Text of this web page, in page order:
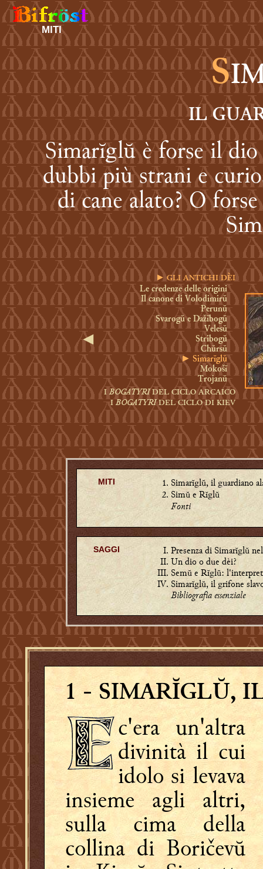
MITI
S
IL
Simarĭglŭ è forse il
dubbi più strani e
di cane alato? O
◄
► GLI ANTICHI DÈI
Le credenze delle origini
Il canone di Volodimirŭ
Perunŭ
Svarogŭ e Dažĭbogŭ
Velesŭ
Stribogŭ
Chŭrsŭ
► Simarĭglŭ
Mokošĭ
Trojanŭ
I BOGATYRIDEL CICLO ARCAICO
IBOGATYRIDEL CICLO DI KIEV
MITI
Simarĭglŭ, il guardiano
Simŭ e Rĭglŭ
Fonti
SAGGI
Presenza di Simarĭglŭ
Un dio o due dèi?
Semŭ e Rĭglŭ:
Simarĭglŭ, il grifone
Bibliografia essenziale
1- SIMARĬGLŬ,
c'era un'altra
divinità il cui
idolo si levava
insieme agli altri,
sulla cima della
collina di Boričevŭ